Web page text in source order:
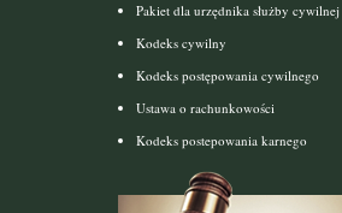
Pakiet dla urzędnika służby cywilnej
Kodeks cywilny
Kodeks postępowania cywilnego
Ustawa o rachunkowości
Kodeks postepowania karnego